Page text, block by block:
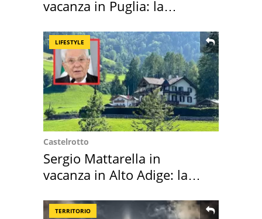
vacanza in Puglia: la
LIFESTYLE
Castelrotto
Sergio Mattarella in
vacanza in Alto Adige: la
TERRITORIO